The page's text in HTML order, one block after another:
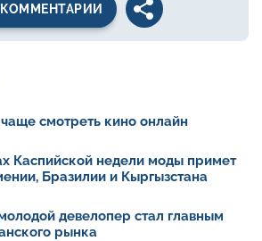
КОММЕНТАРИИ
смотреть кино онлайн
Каспийской недели моды примет
Бразилии и Кыргызстана
девелопер стал главным
рынка